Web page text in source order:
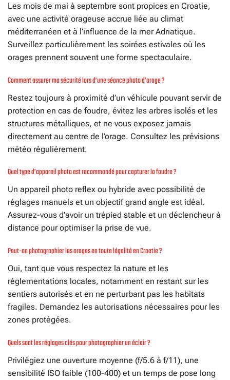
Les mois de mai à septembre sont propices en Croatie,
avec une activité orageuse accrue liée au climat
méditerranéen et à l’influence de la mer Adriatique.
Surveillez particulièrement les soirées estivales où les
orages prennent souvent une forme spectaculaire.
Comment assurer ma sécurité lors d’une séance photo d’orage ?
Restez toujours à proximité d’un véhicule pouvant servir de
protection en cas de foudre, évitez les arbres isolés et les
structures métalliques, et ne vous exposez jamais
directement au centre de l’orage. Consultez les prévisions
météo régulièrement.
Quel type d’appareil photo est recommandé pour capturer la foudre ?
Un appareil photo reflex ou hybride avec possibilité de
réglages manuels et un objectif grand angle est idéal.
Assurez-vous d’avoir un trépied stable et un déclencheur à
distance pour optimiser la prise de vue.
Peut-on photographier les orages en toute légalité en Croatie ?
Oui, tant que vous respectez la nature et les
règlementations locales, notamment en restant sur les
sentiers autorisés et en ne perturbant pas les habitats
fragiles. Demandez les autorisations nécessaires pour les
zones protégées.
Quels sont les réglages clés pour photographier un éclair ?
Privilégiez une ouverture moyenne (f/5.6 à f/11), une
sensibilité ISO faible (100-400) et un temps de pose long